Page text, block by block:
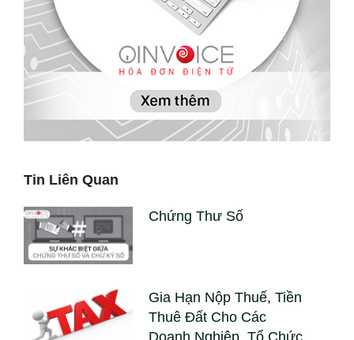
i
o
n
Tin Liên Quan
Chứng Thư Số
Gia Hạn Nộp Thuế, Tiền
Thuê Đất Cho Các
Doanh Nghiệp, Tổ Chức